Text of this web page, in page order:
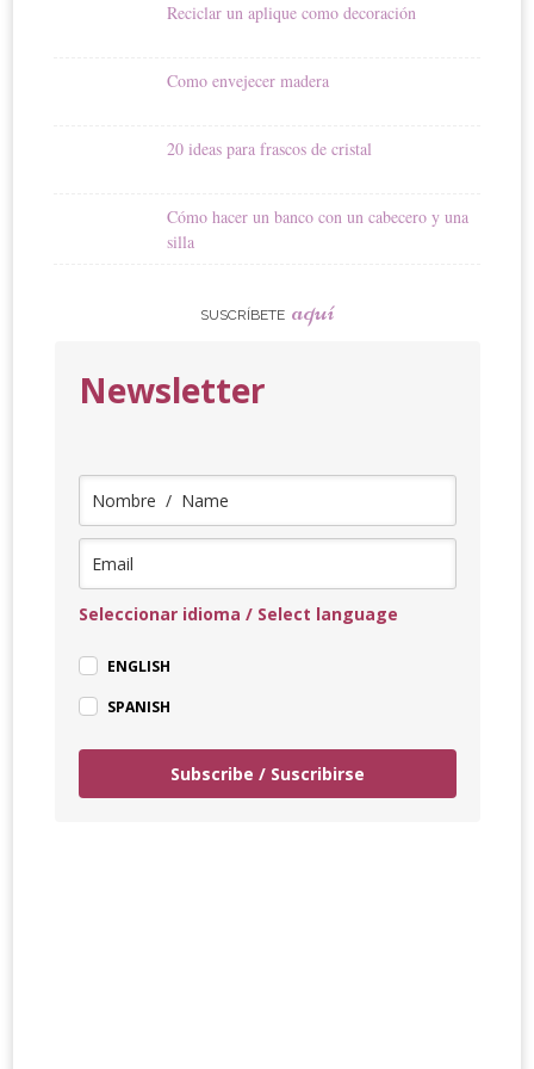
Reciclar un aplique como decoración
Como envejecer madera
20 ideas para frascos de cristal
Cómo hacer un banco con un cabecero y una
silla
SUSCRÍBETE aquí
Newsletter
Seleccionar idioma / Select language
ENGLISH
SPANISH
Subscribe / Suscribirse